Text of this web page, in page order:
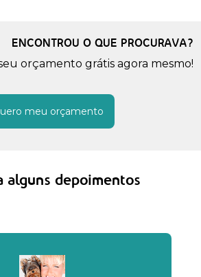
ENCONTROU O QUE PROCURAVA?
orçamento grátis agora mesmo!
meu orçamento
alguns depoimentos